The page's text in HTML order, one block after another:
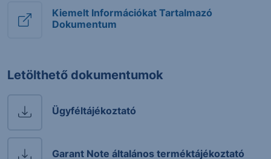
Kiemelt Információkat Tartalmazó
Dokumentum
Letölthető dokumentumok
Ügyféltájékoztató
Garant Note általános terméktájékoztató